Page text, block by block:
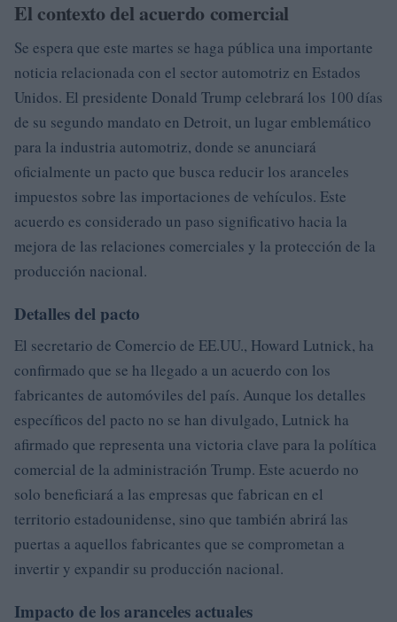
El contexto del acuerdo comercial
Se espera que este martes se haga pública una importante
noticia relacionada con el sector automotriz en Estados
Unidos. El presidente Donald Trump celebrará los 100 días
de su segundo mandato en Detroit, un lugar emblemático
para la industria automotriz, donde se anunciará
oficialmente un pacto que busca reducir los aranceles
impuestos sobre las importaciones de vehículos. Este
acuerdo es considerado un paso significativo hacia la
mejora de las relaciones comerciales y la protección de la
producción nacional.
Detalles del pacto
El secretario de Comercio de EE.UU., Howard Lutnick, ha
confirmado que se ha llegado a un acuerdo con los
fabricantes de automóviles del país. Aunque los detalles
específicos del pacto no se han divulgado, Lutnick ha
afirmado que representa una victoria clave para la política
comercial de la administración Trump. Este acuerdo no
solo beneficiará a las empresas que fabrican en el
territorio estadounidense, sino que también abrirá las
puertas a aquellos fabricantes que se comprometan a
invertir y expandir su producción nacional.
Impacto de los aranceles actuales